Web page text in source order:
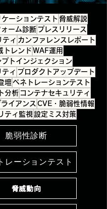
ーションテスト 脅威解説
ーム診断 プレスリリース
ティ カンファレンスレポート
トレンド WAF運用
プトインジェクション
ィ プロダクトアップデート
壇 ペネトレーションテスト
分析 コンテナセキュリティ
イアンス CVE・脆弱性情報
ティ監視 設定ミス対策
脆弱性診断
レーションテスト
脅威動向